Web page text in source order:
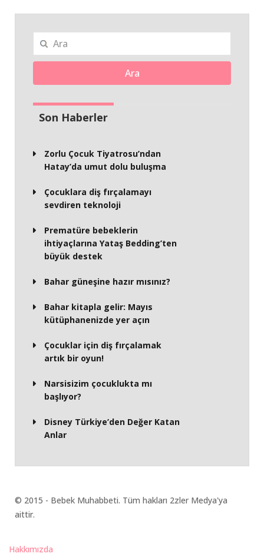
Ara
Son Haberler
Zorlu Çocuk Tiyatrosu’ndan
Hatay’da umut dolu buluşma
Çocuklara diş fırçalamayı
sevdiren teknoloji
Prematüre bebeklerin
ihtiyaçlarına Yataş Bedding’ten
büyük destek
Bahar güneşine hazır mısınız?
Bahar kitapla gelir: Mayıs
kütüphanenizde yer açın
Çocuklar için diş fırçalamak
artık bir oyun!
Narsisizim çocuklukta mı
başlıyor?
Disney Türkiye’den Değer Katan
Anlar
© 2015 - Bebek Muhabbeti. Tüm hakları 2zler Medya'ya
aittir.
Hakkımızda